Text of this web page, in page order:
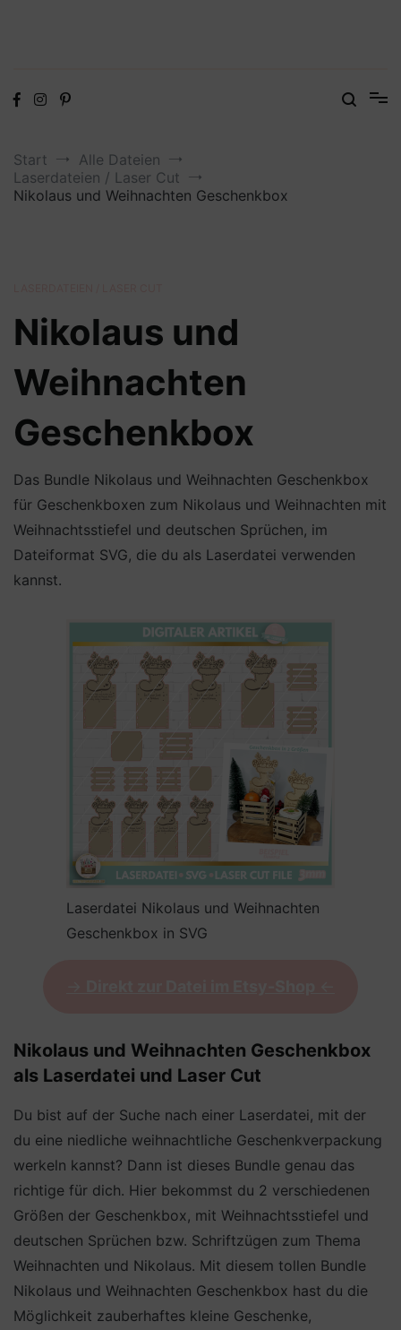
Start
Alle Dateien
Laserdateien / Laser Cut
Nikolaus und Weihnachten Geschenkbox
Nikolaus und
Weihnachten
Geschenkbox
Das Bundle Nikolaus und Weihnachten Geschenkbox
für Geschenkboxen zum Nikolaus und Weihnachten mit
Weihnachtsstiefel und deutschen Sprüchen, im
Dateiformat SVG, die du als Laserdatei verwenden
kannst.
Laserdatei Nikolaus und Weihnachten
Geschenkbox in SVG
Nikolaus und Weihnachten Geschenkbox
als Laserdatei und Laser Cut
Du bist auf der Suche nach einer Laserdatei, mit der
du eine niedliche weihnachtliche Geschenkverpackung
werkeln kannst? Dann ist dieses Bundle genau das
richtige für dich. Hier bekommst du 2 verschiedenen
Größen der Geschenkbox, mit Weihnachtsstiefel und
deutschen Sprüchen bzw. Schriftzügen zum Thema
Weihnachten und Nikolaus. Mit diesem tollen Bundle
Nikolaus und Weihnachten Geschenkbox hast du die
Möglichkeit zauberhaftes kleine Geschenke,